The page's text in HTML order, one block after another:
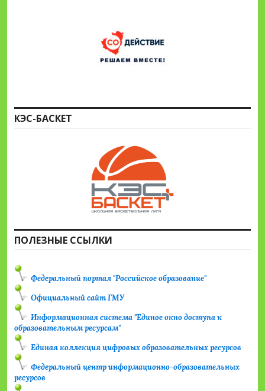
КЭС-БАСКЕТ
ПОЛЕЗНЫЕ ССЫЛКИ
Федеральный портал "Российское образование"
Официальный сайт ГМУ
Информационная система "Единое окно доступа к
образовательным ресурсам"
Единая коллекция цифровых образовательных ресурсов
Федеральный центр информационно-образовательных
ресурсов